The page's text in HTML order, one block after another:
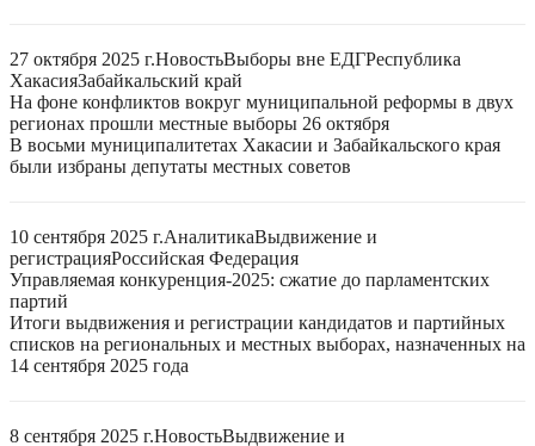
27 октября 2025 г.НовостьВыборы вне ЕДГРеспублика
ХакасияЗабайкальский край
На фоне конфликтов вокруг муниципальной реформы в двух
регионах прошли местные выборы 26 октября
В восьми муниципалитетах Хакасии и Забайкальского края
были избраны депутаты местных советов
10 сентября 2025 г.АналитикаВыдвижение и
регистрацияРоссийская Федерация
Управляемая конкуренция-2025: сжатие до парламентских
партий
Итоги выдвижения и регистрации кандидатов и партийных
списков на региональных и местных выборах, назначенных на
14 сентября 2025 года
8 сентября 2025 г.НовостьВыдвижение и